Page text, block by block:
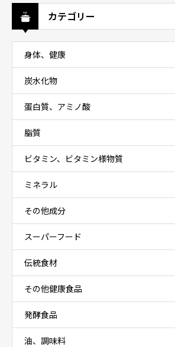
カテゴリー
身体、健康
炭水化物
蛋白質、アミノ酸
脂質
ビタミン、ビタミン様物質
ミネラル
その他成分
スーパーフード
伝統食材
その他健康食品
発酵食品
油、調味料